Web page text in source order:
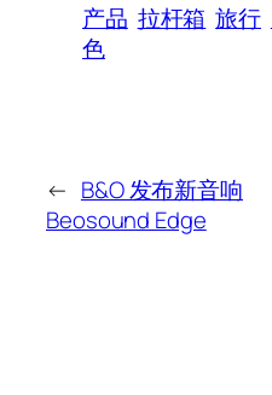
产品 拉杆箱 旅行
色
← B&O 发布新音响
Beosound Edge